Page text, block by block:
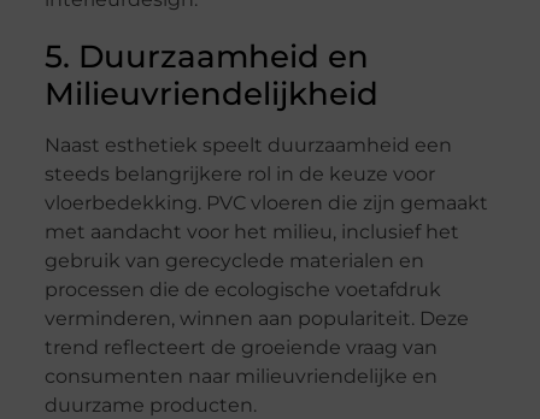
5. Duurzaamheid en
Milieuvriendelijkheid
Naast esthetiek speelt duurzaamheid een
steeds belangrijkere rol in de keuze voor
vloerbedekking. PVC vloeren die zijn gemaakt
met aandacht voor het milieu, inclusief het
gebruik van gerecyclede materialen en
processen die de ecologische voetafdruk
verminderen, winnen aan populariteit. Deze
trend reflecteert de groeiende vraag van
consumenten naar milieuvriendelijke en
duurzame producten.